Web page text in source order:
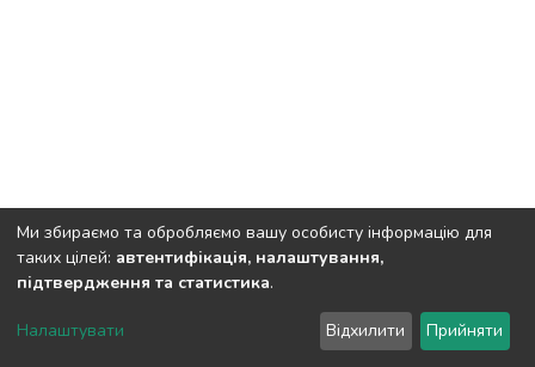
DSpace software copyright © 2002-2026 LYRASIS
Send Feedback
Ми збираємо та обробляємо вашу особисту інформацію для
таких цілей: автентифікація, налаштування,
підтвердження та статистика.
Налаштувати Відхилити Прийняти